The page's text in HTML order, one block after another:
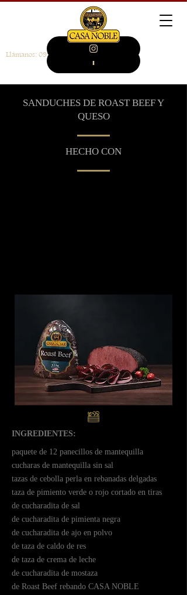
Llámanos: 099 946 4014
SANDUCHES DE ROAST BEEF Y
QUESO
HECHO CON
INGREDIENTES:
ㅤpaquete de 12 panecillos de mantequilla
ㅤㅤcucharas de mantequilla sin sal
ㅤㅤtazas de cebolla perla en rebanadas delgadas
ㅤtaza de pimiento verde o rojo cortado en tiras
ㅤde cucharadita de sal
ㅤde cucharadita de pimienta negra
ㅤde cucharadita de ajo en polvo
ㅤde taza de caldo de res
ㅤde taza de crema de leche
ㅤde cucharadita de mostaza
ㅤㅤㅤde Roast Beef rebando CASA NOBLE